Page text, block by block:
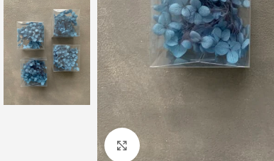
Клацніть, щоб збільшити